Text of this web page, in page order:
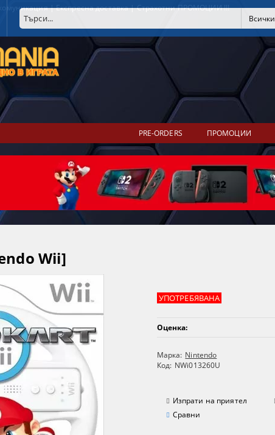
| Експресна доставка | Страхотни ПРОМОЦИИ !!!
PRE-ORDERS ПРОМОЦИИ
Wii]
УПОТРЕБЯВАНА
Оценка:
Марка: Nintendo
Код: NWi013260U
Изпрати на приятел
Сравни